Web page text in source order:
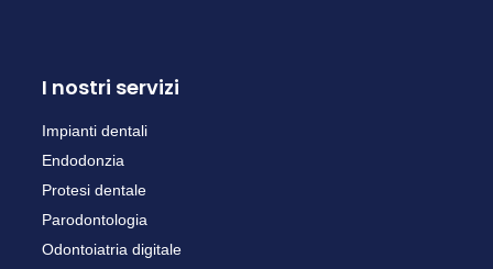
I nostri servizi
Impianti dentali
Endodonzia
Protesi dentale
Parodontologia
Odontoiatria digitale